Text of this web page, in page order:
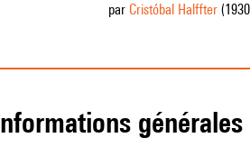
par Cristóbal Halffter(1930
informations générales